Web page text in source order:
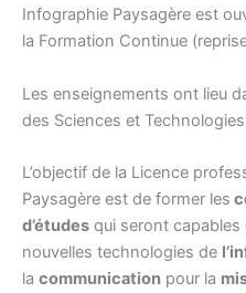
Infographie Paysagère est
la Formation Continue
Les enseignements ont lieu
des Sciences et
L’objectif de la Licence
Paysagère est de former les
d’études qui seront capables
nouvelles technologies de
la communication pour la